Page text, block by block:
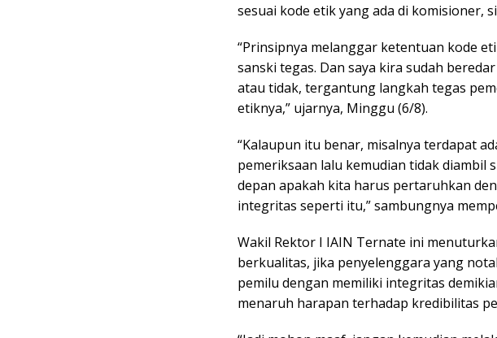
sesuai kode etik yang ada di komisioner,
“Prinsipnya melanggar ketentuan kode
sanski tegas. Dan saya kira sudah
atau tidak, tergantung langkah tegas
etiknya,” ujarnya, Minggu (6/8).
“Kalaupun itu benar, misalnya terdapat
pemeriksaan lalu kemudian tidak diambil
depan apakah kita harus pertaruhkan
integritas seperti itu,” sambungnya
Wakil Rektor I IAIN Ternate ini
berkualitas, jika penyelenggara yang
pemilu dengan memiliki integritas
menaruh harapan terhadap kredibilitas